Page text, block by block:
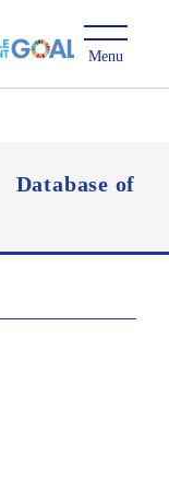
Database of